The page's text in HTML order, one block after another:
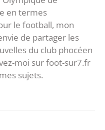
en termes
le football, mon
de partager les
du club phocéen
moi sur foot-sur7.fr
sujets.